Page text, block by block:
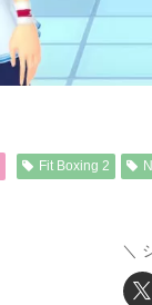
Fit Boxing 2